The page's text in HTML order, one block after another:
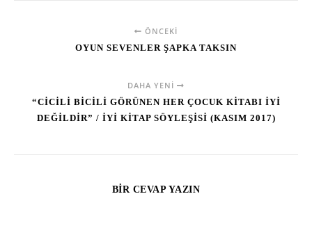
ÖNCEKI
OYUN SEVENLER ŞAPKA TAKSIN
DAHA YENI
“CİCİLİ BİCİLİ GÖRÜNEN HER ÇOCUK KİTABI İYİ
DEĞİLDİR” / İYİ KİTAP SÖYLEŞİSİ (KASIM 2017)
BIR CEVAP YAZIN